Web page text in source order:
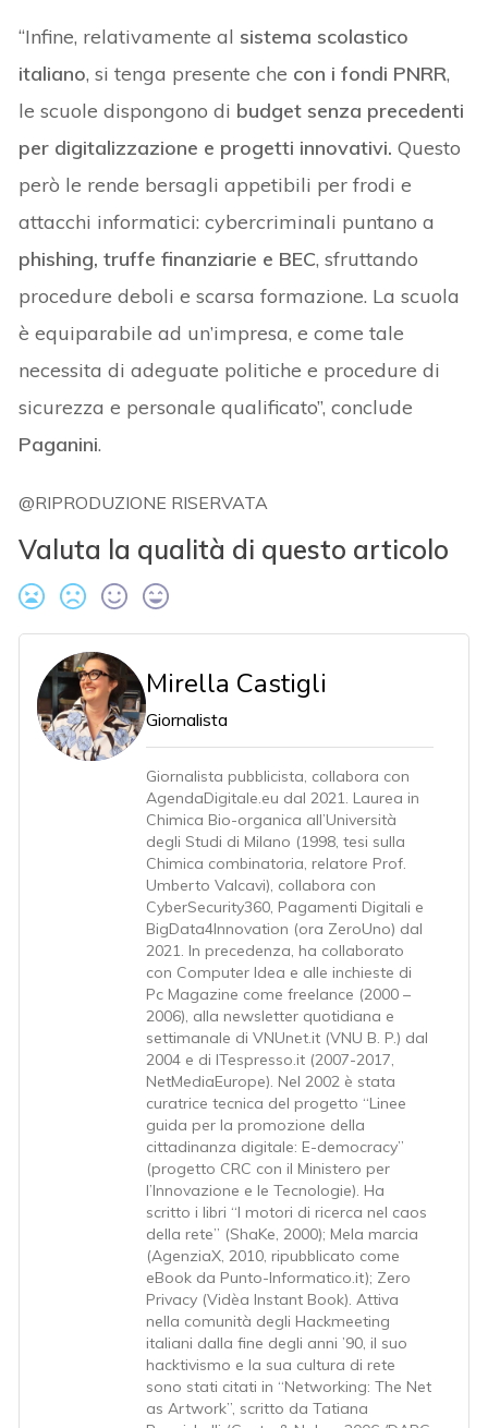
“Infine, relativamente al sistema scolastico
italiano, si tenga presente che con i fondi PNRR,
le scuole dispongono di budget senza precedenti
per digitalizzazione e progetti innovativi. Questo
però le rende bersagli appetibili per frodi e
attacchi informatici: cybercriminali puntano a
phishing, truffe finanziarie e BEC, sfruttando
procedure deboli e scarsa formazione. La scuola
è equiparabile ad un’impresa, e come tale
necessita di adeguate politiche e procedure di
sicurezza e personale qualificato”, conclude
Paganini.
@RIPRODUZIONE RISERVATA
Valuta la qualità di questo articolo
Mirella Castigli
Giornalista
Giornalista pubblicista, collabora con
AgendaDigitale.eu dal 2021. Laurea in
Chimica Bio-organica all’Università
degli Studi di Milano (1998, tesi sulla
Chimica combinatoria, relatore Prof.
Umberto Valcavi), collabora con
CyberSecurity360, Pagamenti Digitali e
BigData4Innovation (ora ZeroUno) dal
2021. In precedenza, ha collaborato
con Computer Idea e alle inchieste di
Pc Magazine come freelance (2000 –
2006), alla newsletter quotidiana e
settimanale di VNUnet.it (VNU B. P.) dal
2004 e di ITespresso.it (2007-2017,
NetMediaEurope). Nel 2002 è stata
curatrice tecnica del progetto “Linee
guida per la promozione della
cittadinanza digitale: E-democracy”
(progetto CRC con il Ministero per
l’Innovazione e le Tecnologie). Ha
scritto i libri “I motori di ricerca nel caos
della rete” (ShaKe, 2000); Mela marcia
(AgenziaX, 2010, ripubblicato come
eBook da Punto-Informatico.it); Zero
Privacy (Vidèa Instant Book). Attiva
nella comunità degli Hackmeeting
italiani dalla fine degli anni ’90, il suo
hacktivismo e la sua cultura di rete
sono stati citati in “Networking: The Net
as Artwork”, scritto da Tatiana